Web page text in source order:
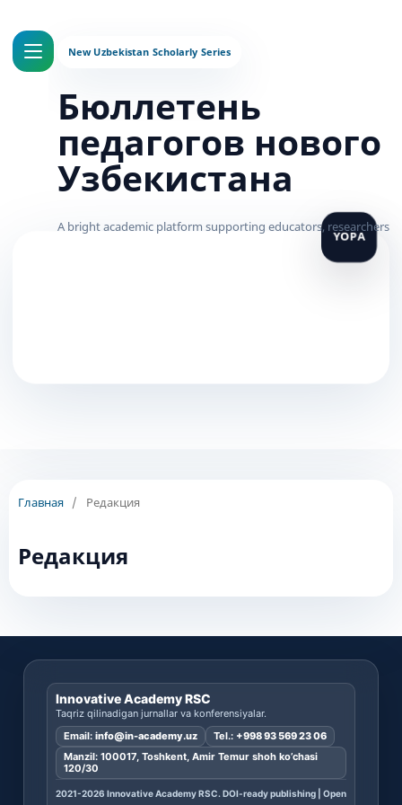
Бюллетень
педагогов нового
Узбекистана
Главная / Редакция
Редакция
Innovative Academy RSC
Taqriz qilinadigan jurnallar va konferensiyalar.
Email: info@in-academy.uz Tel.: +998 93 569 23 06
Manzil: 100017, Toshkent, Amir Temur shoh ko’chasi
120/30
2021-2026 Innovative Academy RSC. DOI-ready publishing | Open